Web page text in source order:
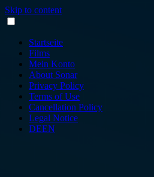
Skip to content
Startseite
Films
Mein Konto
About Sonar
Privacy Policy
Terms of Use
Cancellation Policy
Legal Notice
DEEN